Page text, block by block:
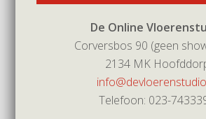
De Online
Corversbos 90 (geen
2134 MK
Telefoon: 023-